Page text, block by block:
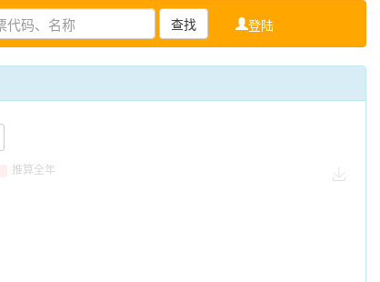
登陆
查找